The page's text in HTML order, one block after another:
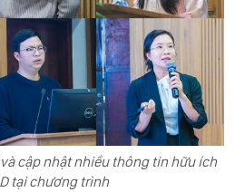
cập nhật nhiều thông tin hữu ích
tại chương trình